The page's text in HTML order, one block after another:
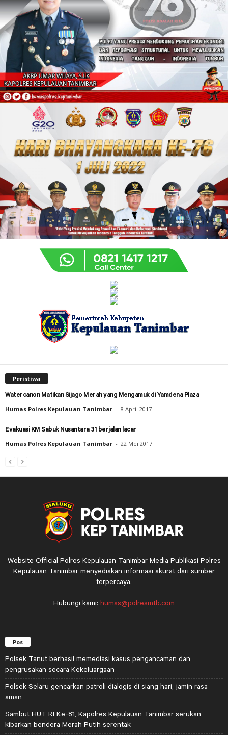
Peristiwa
Watercanon Matikan Sijago Merah yang Mengamuk di Yamdena Plaza
Humas Polres Kepulauan Tanimbar - 8 April 2017
Evakuasi KM Sabuk Nusantara 31 berjalan lacar
Humas Polres Kepulauan Tanimbar - 22 Mei 2017
Website Official Polres Kepulauan Tanimbar Media Publikasi Polres
Kepulauan Tanimbar menyediakan informasi akurat dari sumber
terpercaya.
Hubungi kami: humas@polresmtb.com
Pos
Polsek Tanut berhasil memediasi kasus pengancaman dan
pengrusakan secara Kekeluargaan
Polsek Selaru gencarkan patroli dialogis di siang hari, jamin rasa
aman
Sambut HUT RI Ke-81, Kapolres Kepulauan Tanimbar serukan
kibarkan bendera Merah Putih serentak